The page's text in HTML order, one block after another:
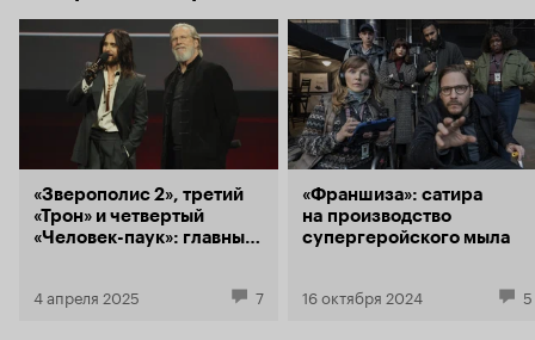
«Зверополис 2», третий
«Трон» и четвертый
«Человек-паук»: главные
4 апреля 2025 7
«Франшиза»: сатира
на производство
супергеройского мыла
16 октября 2024 5